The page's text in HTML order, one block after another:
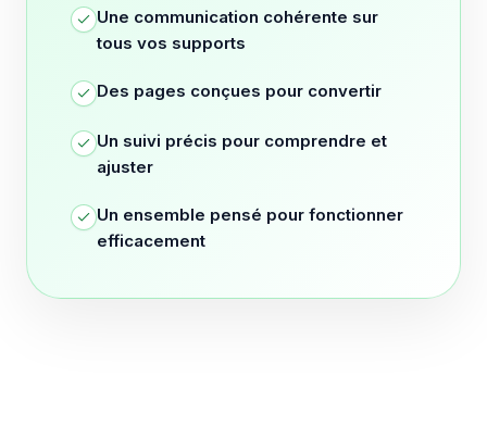
Une communication cohérente sur
tous vos supports
Des pages conçues pour convertir
Un suivi précis pour comprendre et
ajuster
Un ensemble pensé pour fonctionner
efficacement